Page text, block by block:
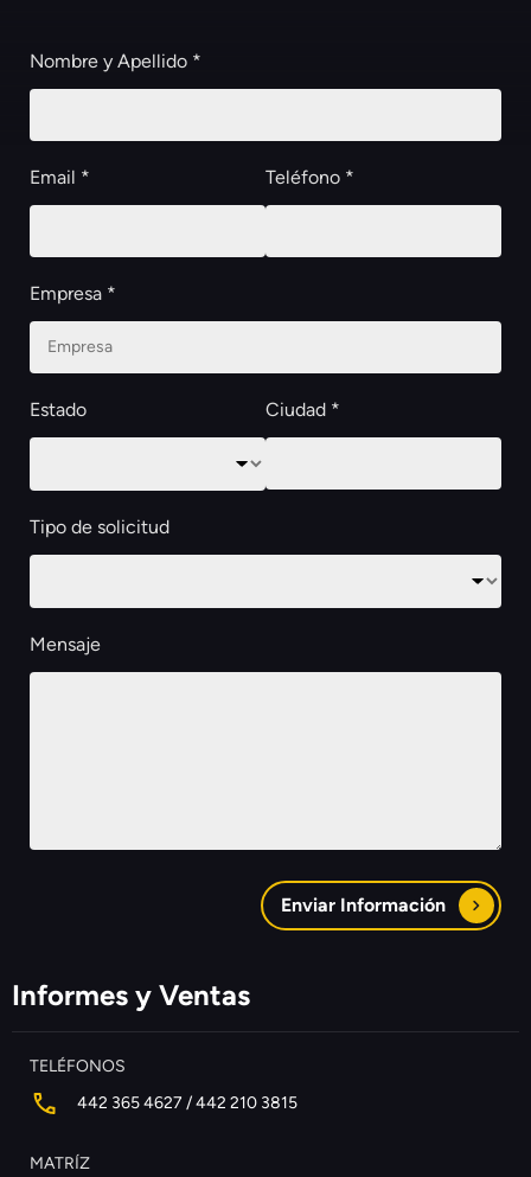
Nombre y Apellido *
Email * Teléfono *
Empresa *
Estado Ciudad *
Tipo de solicitud
Mensaje
Enviar Información
Informes y Ventas
TELÉFONOS
442 365 4627 / 442 210 3815
MATRÍZ